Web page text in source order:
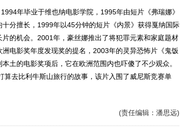
年毕业于维也纳电影学院，1995年由短片《弗瑞娜》
分擅长，1999年以45分钟的短片《内景》获得戛纳国际
的机会。2001年，豪丝娜推出了将犯罪元素和家庭题材
电影奖年度发现奖的提名，2003年的灵异恐怖片《鬼饭
土的电影奖项后，它在欧洲范围内也吓傻了不少观众。
去比利牛斯山旅行的故事，该片入围了威尼斯竞赛单
(责任编辑：潘思远)